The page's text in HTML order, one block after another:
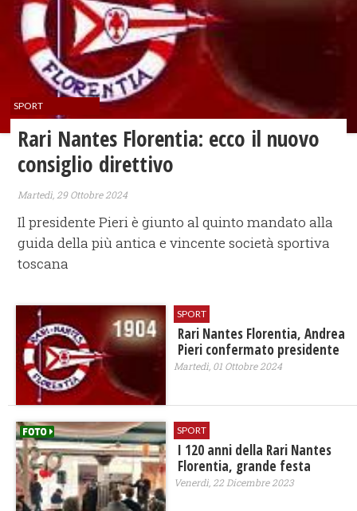
SPORT
Rari Nantes Florentia: ecco il nuovo
consiglio direttivo
Martedì, 29 Ottobre 2024
Il presidente Pieri è giunto al quinto mandato alla
guida della più antica e vincente società sportiva
toscana
SPORT
Rari Nantes Florentia, Andrea
Pieri confermato presidente
Martedì, 01 Ottobre 2024
SPORT
I 120 anni della Rari Nantes
Florentia, grande festa
Venerdì, 22 Dicembre 2023